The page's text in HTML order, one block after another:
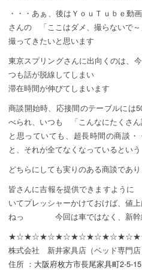
・・・あぁ、後はＹｏｕＴｕｂｅ動
さんの 「ここはダメ、撮らないで
撮ってきたいと思います
東京スプリングさんに出向くのは
つも話が脱線してしまい
滞在時間が伸びてしまいます
商談開始時、応接間のテーブルには
べられ、いつも 「こんなにたくさん
と思っていても、超長時間の商談
と、それが全てなくなっているという
どちらにしても実りのある商談であ
皆さんに吉報を提供できますよう
いてプレッシャーかけておけば、値
ねっ 今回は車ではなく、新幹線
株式会社 新井家具店（ベッド専門店
住所 ： 大阪府枚方市長尾家具町2-5-15